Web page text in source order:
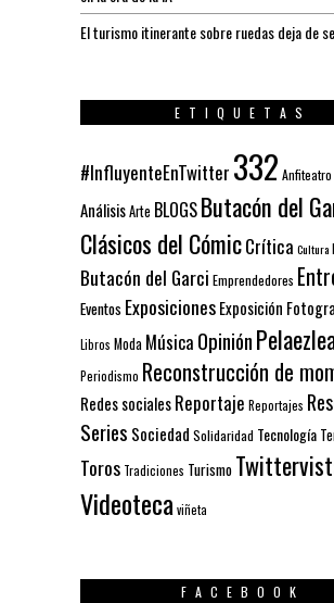
El turismo itinerante sobre ruedas deja de
ETIQUETAS
#InfluyenteEnTwitter 332
AnálisisArte BLOGSButacón del
Clásicos del CómicCrítica Cultura
Butacón del Garci Emprendedores
Eventos ExposicionesExposición
Libros Moda Música Opinión
Periodismo Reconstrucción de
Redes socialesReportaje Reportajes
Series Sociedad Solidaridad Tecnología
Toros Tradiciones Turismo
Videoteca viñeta
FACEBOOK